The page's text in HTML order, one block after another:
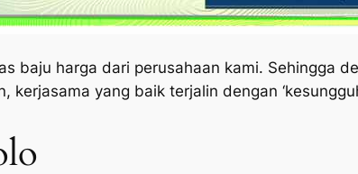
baju harga dari perusahaan kami. Sehingga
kerjasama yang baik terjalin dengan